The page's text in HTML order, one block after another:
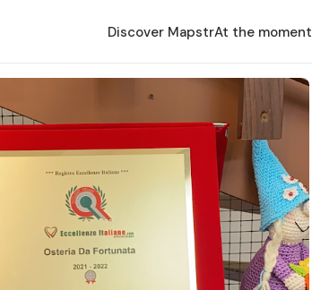
Discover MapstrAt the moment